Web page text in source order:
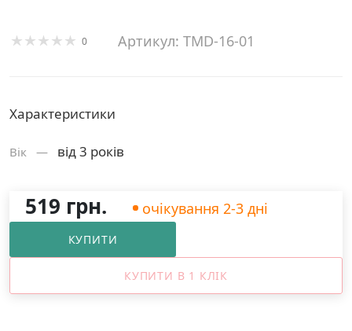
0 Артикул: TMD-16-01
Характеристики
Вік — від 3 років
519 грн. очікування 2-3 дні
КУПИТИ
КУПИТИ В 1 КЛІК